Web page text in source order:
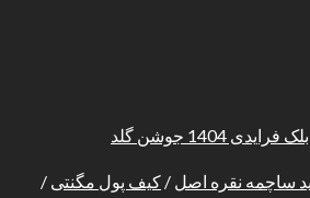
بلک فرایدی 1404 جوشن گلد
ساچمه نقره اصل / کیف پول مگنتی /